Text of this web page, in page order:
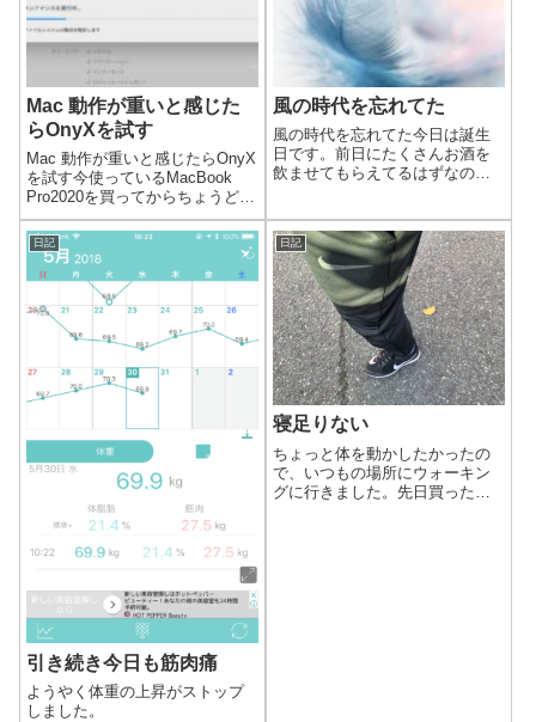
Mac 動作が重いと感じた
らOnyXを試す
Mac 動作が重いと感じたらOnyX
を試す今使っているMacBook
Pro2020を買ってからちょうど1
年が経ちました。長く使ってい
ると不要なファイルが増えて動
きが遅くなる？と聞いたことが
あります。ちょっと動作がもっ
さりすることがあるので...
風の時代を忘れてた
風の時代を忘れてた今日は誕生
日です。前日にたくさんお酒を
飲ませてもらえてるはずなの
で、この投稿は前日書いておき
ます。いつものことですが、正
月でもないのに今後一年の抱負
を言わされます…笑年...
日記
引き続き今日も筋肉痛
ようやく体重の上昇がストップ
しました。
日記
寝足りない
ちょっと体を動かしたかったの
で、いつもの場所にウォーキン
グに行きました。先日買ったト